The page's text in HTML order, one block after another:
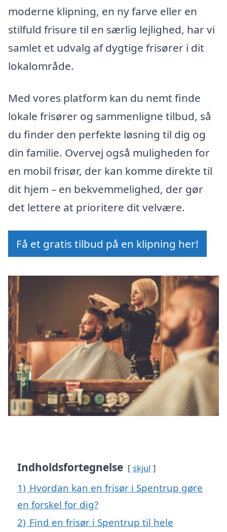
moderne klipning, en ny farve eller en
stilfuld frisure til en særlig lejlighed, har vi
samlet et udvalg af dygtige frisører i dit
lokalområde.
Med vores platform kan du nemt finde
lokale frisører og sammenligne tilbud, så
du finder den perfekte løsning til dig og
din familie. Overvej også muligheden for
en mobil frisør, der kan komme direkte til
dit hjem – en bekvemmelighed, der gør
det lettere at prioritere dit velvære.
Få et gratis tilbud på en klipning her!
Indholdsfortegnelse skjul
1) Hvordan kan en frisør i Spentrup gøre
en forskel for dig?
2) Find en frisør i Spentrup til hele